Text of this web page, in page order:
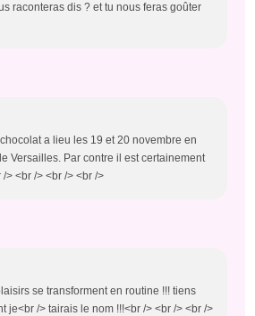
raconteras dis ? et tu nous feras goûter
a lieu les 19 et 20 novembre en
Versailles. Par contre il est certainement
> <br /> <br /> <br />
se transforment en routine !!! tiens
/> tairais le nom !!!<br /> <br /> <br />